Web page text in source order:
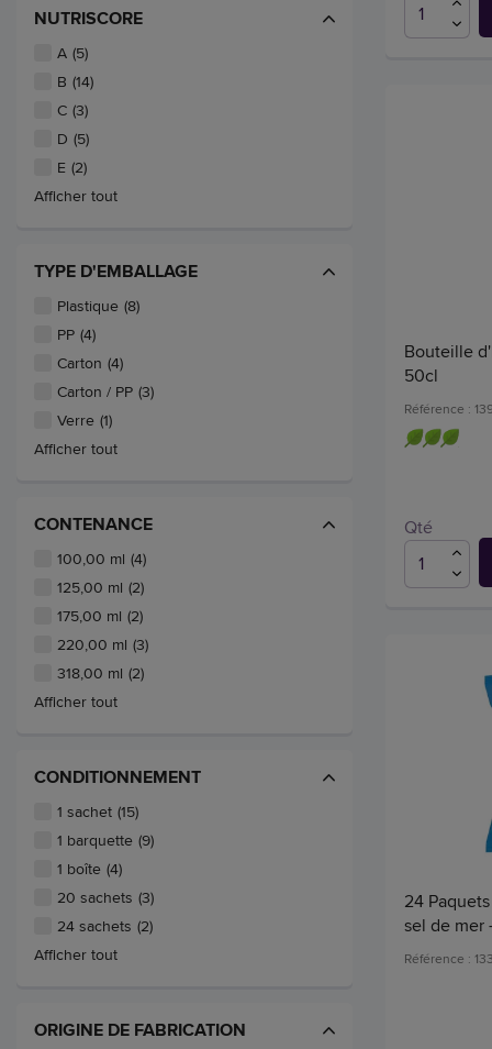
NUTRISCORE
A (5)
B (14)
C (3)
D (5)
E (2)
Afficher tout
TYPE D'EMBALLAGE
Plastique (8)
PP (4)
Carton (4)
Carton / PP (3)
Verre (1)
Afficher tout
CONTENANCE
100,00 ml (4)
125,00 ml (2)
175,00 ml (2)
220,00 ml (3)
318,00 ml (2)
Afficher tout
CONDITIONNEMENT
1 sachet (15)
1 barquette (9)
1 boîte (4)
20 sachets (3)
24 sachets (2)
Afficher tout
ORIGINE DE FABRICATION
Bouteille
50cl
Référence :
Qté
24
sel de mer
Référence :